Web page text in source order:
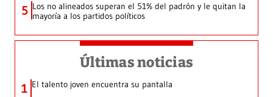
5 Los no alineados superan el 51% del padrón y le quitan la
mayoría a los partidos políticos
Últimas noticias
1 El talento joven encuentra su pantalla​